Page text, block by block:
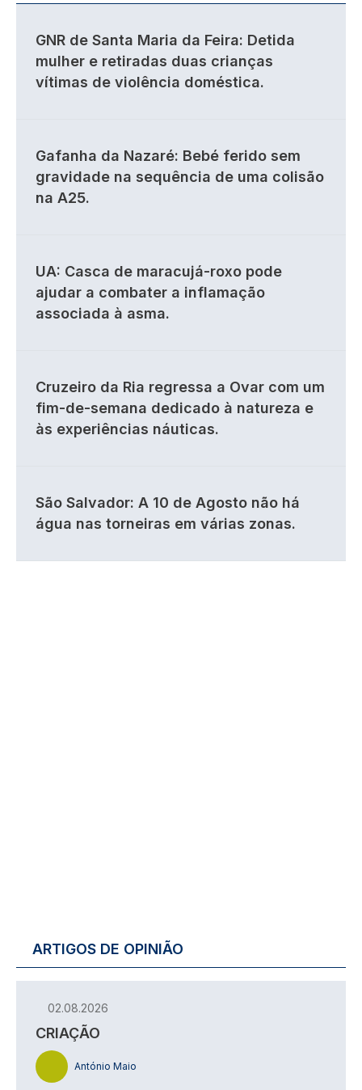
GNR de Santa Maria da Feira: Detida
mulher e retiradas duas crianças
vítimas de violência doméstica.
Gafanha da Nazaré: Bebé ferido sem
gravidade na sequência de uma colisão
na A25.
UA: Casca de maracujá-roxo pode
ajudar a combater a inflamação
associada à asma.
Cruzeiro da Ria regressa a Ovar com um
fim-de-semana dedicado à natureza e
às experiências náuticas.
São Salvador: A 10 de Agosto não há
água nas torneiras em várias zonas.
ARTIGOS DE OPINIÃO
02.08.2026
CRIAÇÃO
António Maio